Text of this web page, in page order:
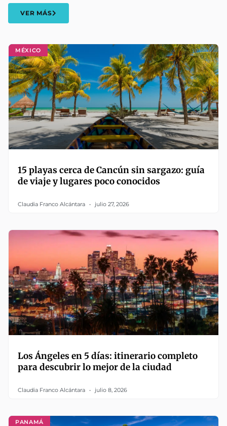
MÉXICO
15 playas cerca de Cancún sin sargazo: guía
de viaje y lugares poco conocidos
Claudia Franco Alcántara julio 27, 2026
Los Ángeles en 5 días: itinerario completo
para descubrir lo mejor de la ciudad
Claudia Franco Alcántara julio 8, 2026
PANAMÁ
VER MÁS